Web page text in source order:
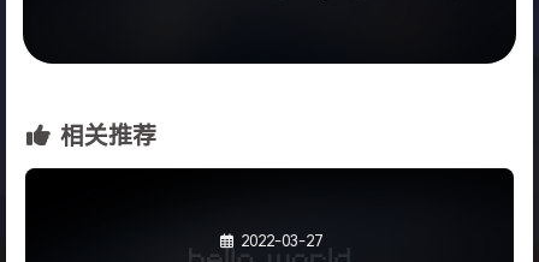
相关推荐
2022-03-27